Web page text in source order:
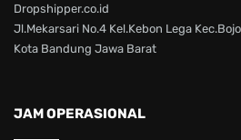
Dropshipper.co.id
Jl.Mekarsari No.4 Kel.Kebon Lega
Kota Bandung Jawa Barat
JAM OPERASIONAL